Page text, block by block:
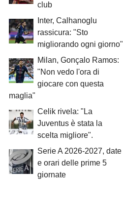
club
Inter, Calhanoglu
rassicura: "Sto
migliorando ogni giorno"
Milan, Gonçalo Ramos:
"Non vedo l'ora di
giocare con questa
maglia"
Celik rivela: "La
Juventus è stata la
scelta migliore".
Serie A 2026-2027, date
e orari delle prime 5
giornate